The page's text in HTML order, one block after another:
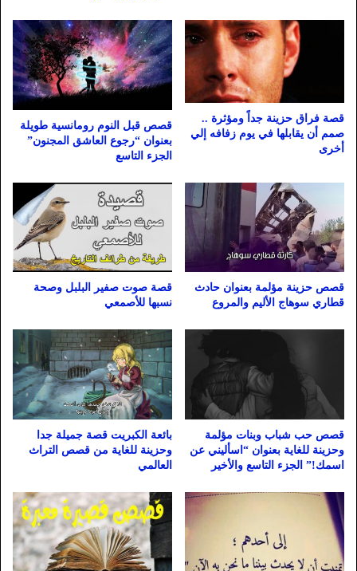
قصة فراق حزينة جداً ومؤثرة ..
صمم أن يقابلها في يوم زفافه إلي
أخرى
قصص قبل النوم رومانسية طويلة
بعنوان “رجوع العاشق المجنون”
الجزء التاسع
قصص حزينة مؤلمة بعنوان حادث
قطاري سوهاج الأليم والمروع
قصة صوت صفير البلبل وصحة
نسبها للأصمعي
قصص حب شباب وبنات مؤلمة
وحزينة للغاية بعنوان “اسأليني عن
اسمك!” الجزء التاسع والأخير
بائعة الكبريت قصة جميلة جدا
وحزينة للغاية من قصص التراث
العالمي